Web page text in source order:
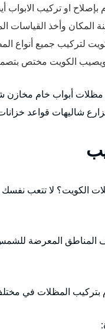
بإصلاح او تركيب الابواب
المكان وأخذ القياسات
لتركيب جميع أنواع
الكويت مختص
مظلات أبواب خام
شاليهات قواعد
لا تتعب نفسك
المناطق المعرضة
بتركيب المظلات في